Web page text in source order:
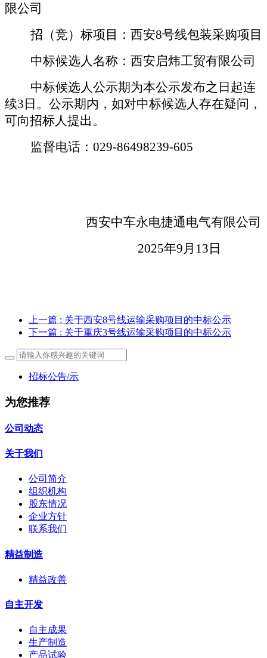
限公司
招（竞）标项目： 西安8号线包装采购项目
中标候选人名称： 西安启炜工贸有限公司
中标候选人公示期为本公示发布之日起连
续3日。公示期内，如对中标候选人存在疑问，
可向招标人提出。
监督电话： 029-86498239-605
西安中车永电捷通电气有限公司
2025年9月 13 日
上一篇 : 关于西安8号线运输采购项目的中标公示
下一篇 : 关于重庆3号线运输采购项目的中标公示
招标公告/示
为您推荐
公司动态
关于我们
公司简介
组织机构
股东情况
企业方针
联系我们
精益制造
精益改善
自主开发
自主成果
生产制造
产品试验